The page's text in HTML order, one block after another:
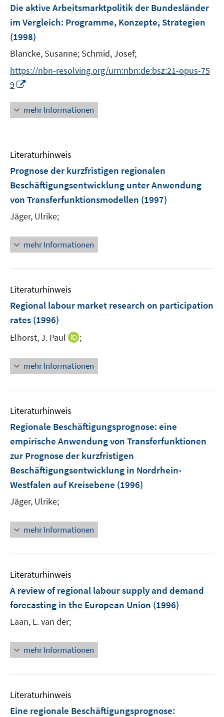
e
n
t
r
f
e
Die aktive Arbeitsmarktpolitik der Bundesländer
im Vergleich: Programme, Konzepte, Strategien
(1998)
Blancke, Susanne; Schmid, Josef;
https://nbn-resolving.org/urn:nbn:de:bsz:21-opus-75
9
n
e
u
m
F
e
n
s
t
r
ö
n
e
n
mehr Informationen
Literaturhinweis
Prognose der kurzfristigen regionalen
Beschäftigungsentwicklung unter Anwendung
von Transferfunktionsmodellen (1997)
Jäger, Ulrike;
mehr Informationen
Literaturhinweis
Regional labour market research on participation
rates (1996)
Elhorst, J. Paul
I
n
e
F
e
n
s
t
e
f
n
e
;
mehr Informationen
Literaturhinweis
Regionale Beschäftigungsprognose: eine
empirische Anwendung von Transferfunktionen
zur Prognose der kurzfristigen
Beschäftigungsentwicklung in Nordrhein-
Westfalen auf Kreisebene (1996)
Jäger, Ulrike;
mehr Informationen
Literaturhinweis
A review of regional labour supply and demand
forecasting in the European Union (1996)
Laan, L. van der;
mehr Informationen
Literaturhinweis
Eine regionale Beschäftigungsprognose: